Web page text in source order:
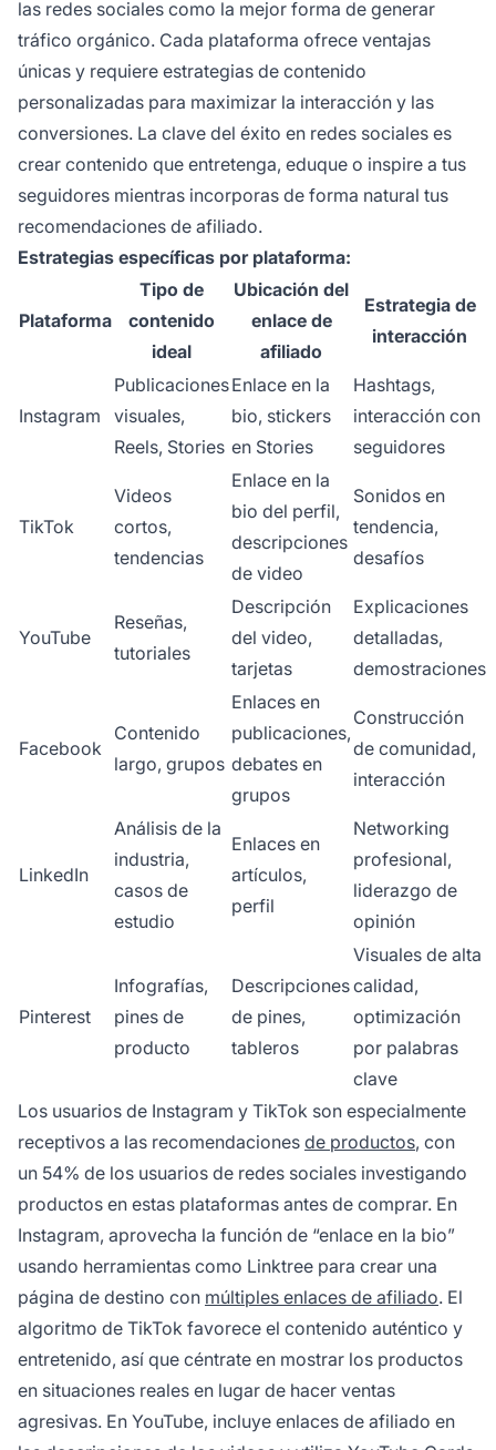
las redes sociales como la mejor forma de generar
tráfico orgánico. Cada plataforma ofrece ventajas
únicas y requiere estrategias de contenido
personalizadas para maximizar la interacción y las
conversiones. La clave del éxito en redes sociales es
crear contenido que entretenga, eduque o inspire a tus
seguidores mientras incorporas de forma natural tus
recomendaciones de afiliado.
Estrategias específicas por plataforma:
Plataforma
Tipo de
contenido
ideal
Ubicación del
enlace de
afiliado
Estrategia de
interacción
Instagram
Publicaciones
visuales,
Reels, Stories
Enlace en la
bio, stickers
en Stories
Hashtags,
interacción con
seguidores
TikTok
Videos
cortos,
tendencias
Enlace en la
bio del perfil,
descripciones
de video
Sonidos en
tendencia,
desafíos
YouTube
Reseñas,
tutoriales
Descripción
del video,
tarjetas
Explicaciones
detalladas,
demostraciones
Facebook
Contenido
largo, grupos
Enlaces en
publicaciones,
debates en
grupos
Construcción
de comunidad,
interacción
LinkedIn
Análisis de la
industria,
casos de
estudio
Enlaces en
artículos,
perfil
Networking
profesional,
liderazgo de
opinión
Pinterest
Infografías,
pines de
producto
Descripciones
de pines,
tableros
Visuales de alta
calidad,
optimización
por palabras
clave
Los usuarios de Instagram y TikTok son especialmente
receptivos a las recomendaciones de productos, con
un 54% de los usuarios de redes sociales investigando
productos en estas plataformas antes de comprar. En
Instagram, aprovecha la función de “enlace en la bio”
usando herramientas como Linktree para crear una
página de destino con múltiples enlaces de afiliado. El
algoritmo de TikTok favorece el contenido auténtico y
entretenido, así que céntrate en mostrar los productos
en situaciones reales en lugar de hacer ventas
agresivas. En YouTube, incluye enlaces de afiliado en